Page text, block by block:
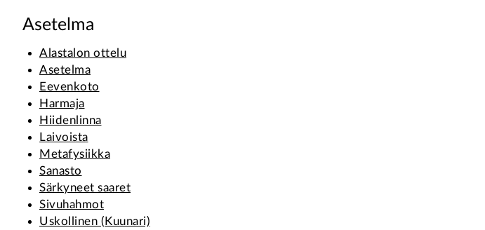
Asetelma
Alastalon ottelu
Asetelma
Eevenkoto
Harmaja
Hiidenlinna
Laivoista
Metafysiikka
Sanasto
Särkyneet saaret
Sivuhahmot
Uskollinen (Kuunari)